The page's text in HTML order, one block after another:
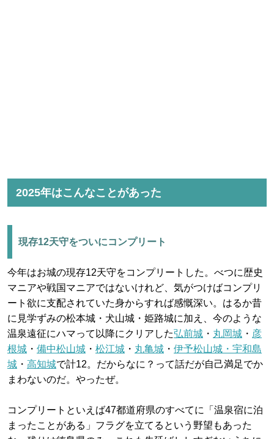
2025年はこんなことがあった
現存12天守をついにコンプリート
今年はお城の現存12天守をコンプリートした。べつに歴史
マニアや戦国マニアではないけれど、気がつけばコンプリ
ート欲に支配されていた身からすれば感慨深い。はるか昔
に見学ずみの松本城・犬山城・姫路城に加え、今のような
温泉遠征にハマって以降にクリアした弘前城 ・ 丸岡城 ・ 彦
根城 ・ 備中松山城 ・ 松江城 ・ 丸亀城 ・ 伊予松山城・宇和島
城 ・ 高知城で計12。だからなに？って話だが自己満足でか
まわないのだ。やったぜ。
コンプリートといえば47都道府県のすべてに「温泉宿に泊
まったことがある」フラグを立てるという野望もあった